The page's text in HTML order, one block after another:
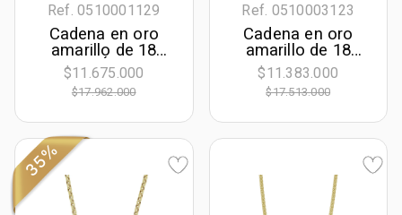
Ref. 0510001129
Cadena en oro
amarillo de 18
Kilates, Óvalo, 50
cm. de largo, 4.50
mm. de ancho
$11.675.000
$17.962.000
Ref. 0510003123
Cadena en oro
amarillo de 18
Kilates, 50 cm. de
largo, 3.50 mm. de
ancho
$11.383.000
$17.513.000
35%